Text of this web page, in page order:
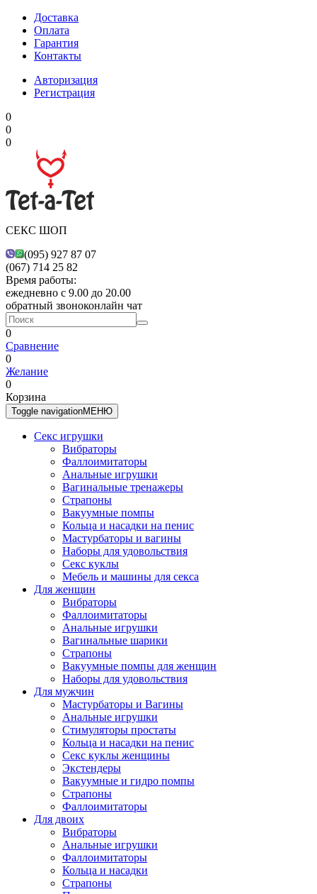
Доставка
Оплата
Гарантия
Контакты
Авторизация
Регистрация
0
0
0
СЕКС ШОП
(095) 927 87 07
(067) 714 25 82
Время работы:
ежедневно с 9.00 до 20.00
обратный звоноконлайн чат
0
Сравнение
0
Желание
0
Корзина
Toggle navigationМЕНЮ
Секс игрушки
Вибраторы
Фаллоимитаторы
Анальные игрушки
Вагинальные тренажеры
Страпоны
Вакуумные помпы
Кольца и насадки на пенис
Мастурбаторы и вагины
Наборы для удовольствия
Секс куклы
Мебель и машины для секса
Для женщин
Вибраторы
Фаллоимитаторы
Анальные игрушки
Вагинальные шарики
Страпоны
Вакуумные помпы для женщин
Наборы для удовольствия
Для мужчин
Мастурбаторы и Вагины
Анальные игрушки
Стимуляторы простаты
Кольца и насадки на пенис
Секс куклы женщины
Экстендеры
Вакуумные и гидро помпы
Страпоны
Фаллоимитаторы
Для двоих
Вибраторы
Анальные игрушки
Фаллоимитаторы
Кольца и насадки
Страпоны